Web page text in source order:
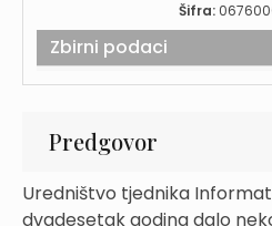
Šifra:
Zbirni podaci
Predgovor
Uredništvo tjednika
dvadesetak godina dalo